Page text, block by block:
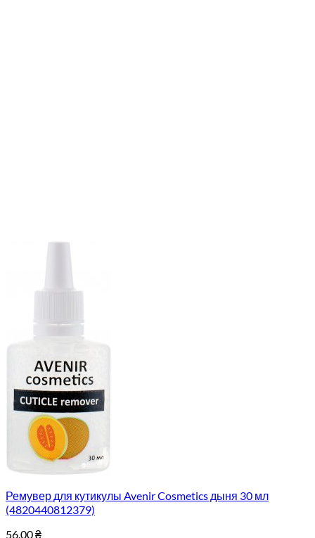
Ремувер для кутикулы Avenir Cosmetics дыня 30 мл
(4820440812379)
56.00₴